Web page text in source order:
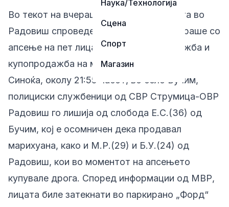
Наука/Технологија
Сцена
Спорт
Магазин
Во текот на вчерашниот ден, полицијата во
Радовиш спроведе акција што резултираше со
апсење на пет лица поврзани со продажба и
купопродажба на марихуана.
Синоќа, околу 21:55 часот, во село Бучим,
полициски службеници од СВР Струмица-ОВР
Радовиш го лишија од слобода Е.С.(36) од
Бучим, кој е осомничен дека продавал
марихуана, како и М.Р.(29) и Б.У.(24) од
Радовиш, кои во моментот на апсењето
купувале дрога. Според информации од МВР,
лицата биле затекнати во паркирано „Форд“